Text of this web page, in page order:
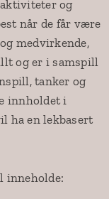
og
når de får være
medvirkende,
og er i samspill
tanker og
innholdet i
ha en lekbasert
inneholde: